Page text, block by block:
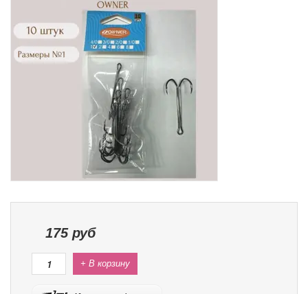
175руб
+ В корзину